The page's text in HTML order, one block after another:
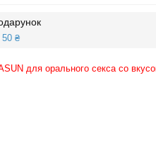
₴
для орального секса со